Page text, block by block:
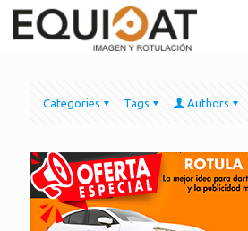
Categories Tags Authors